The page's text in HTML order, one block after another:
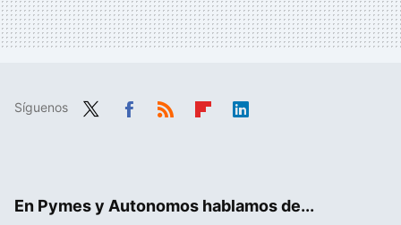
Síguenos
En Pymes y Autonomos hablamos de...